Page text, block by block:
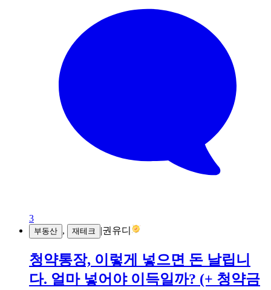
3
부동산 , 재테크 |권유디
청약통장, 이렇게 넣으면 돈 날립니
다. 얼마 넣어야 이득일까? (+ 청약금